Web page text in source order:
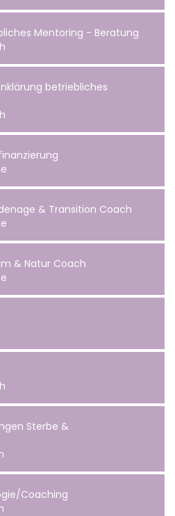
Mentoring - Beratung
betriebliches
& Transition Coach
& Natur Coach
Sterbe &
Coaching